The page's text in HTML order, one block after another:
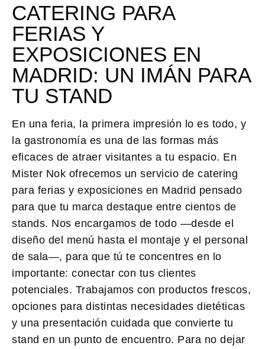
CATERING PARA
FERIAS Y
EXPOSICIONES EN
MADRID: UN IMÁN PARA
TU STAND
En una feria, la primera impresión lo es todo, y
la gastronomía es una de las formas más
eficaces de atraer visitantes a tu espacio. En
Mister Nok ofrecemos un servicio de catering
para ferias y exposiciones en Madrid pensado
para que tu marca destaque entre cientos de
stands. Nos encargamos de todo —desde el
diseño del menú hasta el montaje y el personal
de sala—, para que tú te concentres en lo
importante: conectar con tus clientes
potenciales. Trabajamos con productos frescos,
opciones para distintas necesidades dietéticas
y una presentación cuidada que convierte tu
stand en un punto de encuentro. Para no dejar